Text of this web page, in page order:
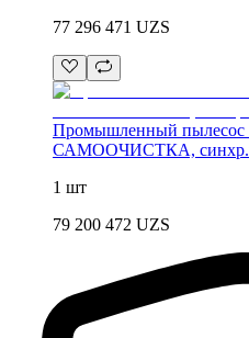
77 296 471 UZS
Промышленный пылесос
САМООЧИСТКА,
1 шт
79 200 472 UZS